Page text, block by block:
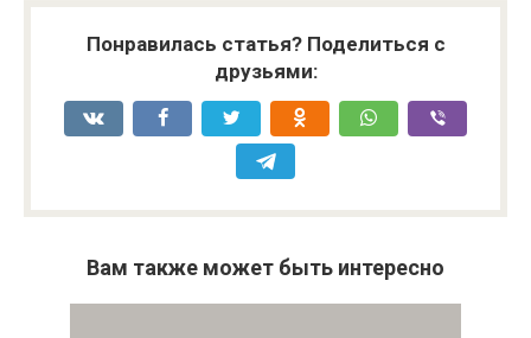
Понравилась статья? Поделиться с
друзьями:
Вам также может быть интересно